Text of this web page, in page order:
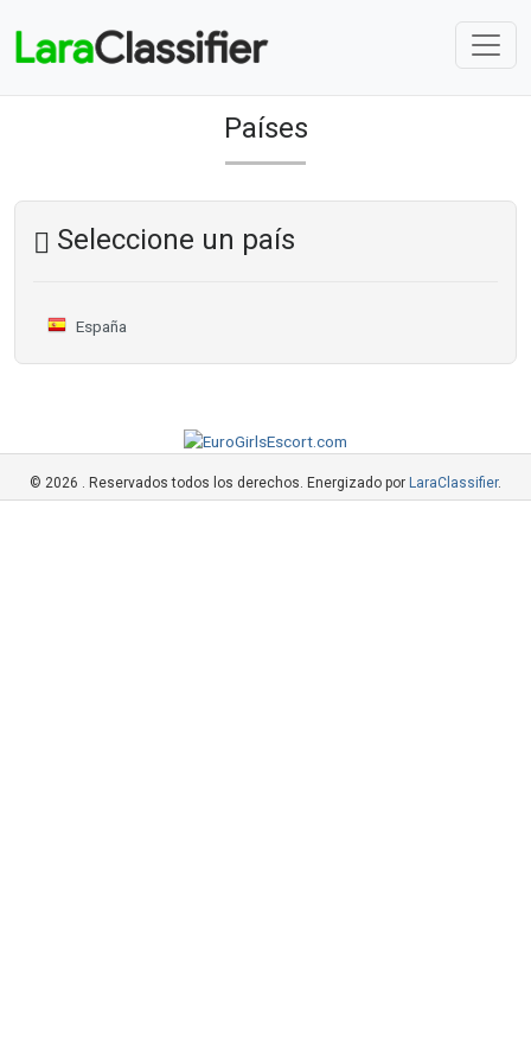
Países
Seleccione un país
España
© 2026 . Reservados todos los derechos. Energizado por LaraClassifier.